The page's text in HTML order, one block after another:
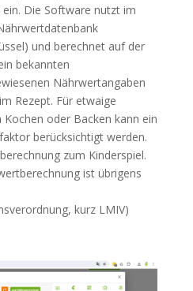
Die Software nutzt im
und berechnet auf der
bekannten
Nährwertangaben
Rezept. Für etwaige
oder Backen kann ein
berücksichtigt werden.
zum Kinderspiel.
ist übrigens
kurz LMIV)